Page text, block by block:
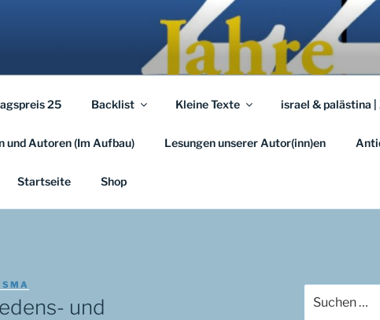
…
25 Backlist Kleine Texte israel & palästina
und Autoren (Im Aufbau) Lesungen unserer Autor(inn)en
Startseite Shop
und
nach: